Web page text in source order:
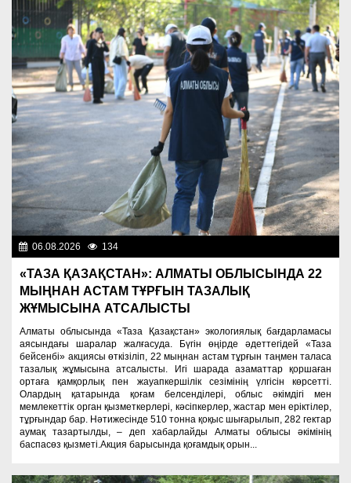
06.08.2026 134
«ТАЗА ҚАЗАҚСТАН»: АЛМАТЫ ОБЛЫСЫНДА 22
МЫҢНАН АСТАМ ТҰРҒЫН ТАЗАЛЫҚ
ЖҰМЫСЫНА АТСАЛЫСТЫ
Алматы облысында «Таза Қазақстан» экологиялық бағдарламасы
аясындағы шаралар жалғасуда. Бүгін өңірде әдеттегідей «Таза
бейсенбі» акциясы өткізіліп, 22 мыңнан астам тұрғын таңмен таласа
тазалық жұмысына атсалысты. Игі шарада азаматтар қоршаған
ортаға қамқорлық пен жауапкершілік сезімінің үлгісін көрсетті.
Олардың қатарында қоғам белсенділері, облыс әкімдігі мен
мемлекеттік орган қызметкерлері, кәсіпкерлер, жастар мен еріктілер,
тұрғындар бар. Нәтижесінде 510 тонна қоқыс шығарылып, 282 гектар
аумақ тазартылды, – деп хабарлайды Алматы облысы әкімінің
баспасөз қызметі.Акция барысында қоғамдық орын...